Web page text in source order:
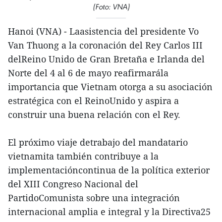
(Foto: VNA)
Hanoi (VNA) - Laasistencia del presidente Vo
Van Thuong a la coronación del Rey Carlos III
delReino Unido de Gran Bretaña e Irlanda del
Norte del 4 al 6 de mayo reafirmarála
importancia que Vietnam otorga a su asociación
estratégica con el ReinoUnido y aspira a
construir una buena relación con el Rey.
El próximo viaje detrabajo del mandatario
vietnamita también contribuye a la
implementacióncontinua de la política exterior
del XIII Congreso Nacional del
PartidoComunista sobre una integración
internacional amplia e integral y la Directiva25